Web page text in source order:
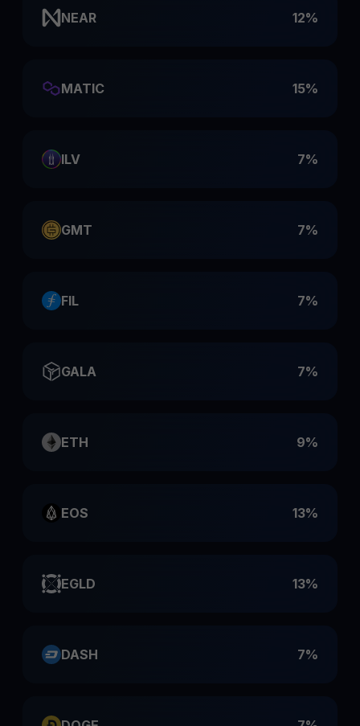
NEAR 12%
MATIC 15%
ILV 7%
GMT 7%
FIL 7%
GALA 7%
ETH 9%
EOS 13%
EGLD 13%
DASH 7%